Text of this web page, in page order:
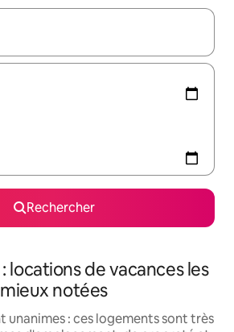
s'affichent, utilisez les flèches vers le
Rechercher
locations de vacances les
mieux notées
unanimes : ces logements sont très